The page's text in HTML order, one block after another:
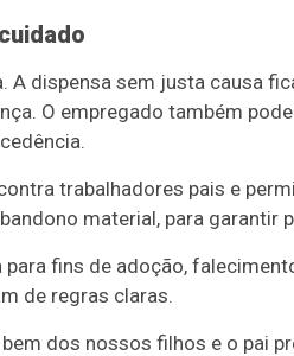
dispensa sem justa causa
O empregado também
trabalhadores pais e
material, para garantir
fins de adoção,
de regras claras.
dos nossos filhos e o pai